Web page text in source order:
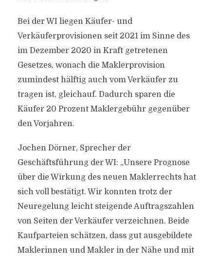
Bei der WI liegen Käufer- und
Verkäuferprovisionen seit 2021 im Sinne des
im Dezember 2020 in Kraft getretenen
Gesetzes, wonach die Maklerprovision
zumindest hälftig auch vom Verkäufer zu
tragen ist, gleichauf. Dadurch sparen die
Käufer 20 Prozent Maklergebühr gegenüber
den Vorjahren.
Jochen Dörner, Sprecher der
Geschäftsführung der WI: „Unsere Prognose
über die Wirkung des neuen Maklerrechts hat
sich voll bestätigt. Wir konnten trotz der
Neuregelung leicht steigende Auftragszahlen
von Seiten der Verkäufer verzeichnen. Beide
Kaufparteien schätzen, dass gut ausgebildete
Maklerinnen und Makler in der Nähe und mit